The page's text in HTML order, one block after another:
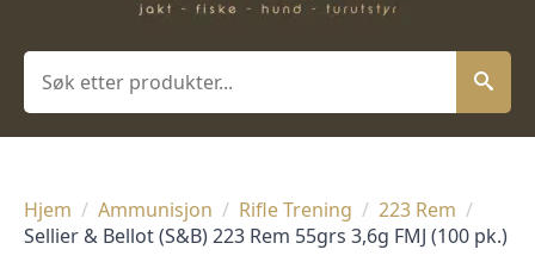
Søk
Hjem Ammunisjon Rifle Trening
223 Rem
Sellier & Bellot (S&B) 223 Rem 55grs 3,6g FMJ (100 pk.)